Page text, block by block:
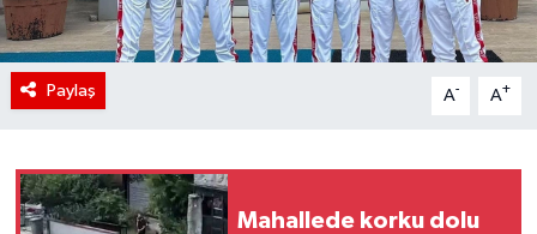
Paylaş A- A+
Mahallede korku dolu